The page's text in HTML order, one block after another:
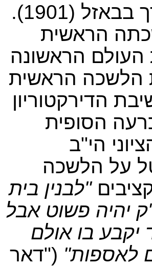
(1901).
הראשית
העולם הראשונה
הלשכה הראשית
הדירקטוריון
ההכרעה הסופית
הי"ב
הוטל על הלשכה
"לבנין בית
יהיה פשוט אבל
בו אולם
לאספות" ("דאר